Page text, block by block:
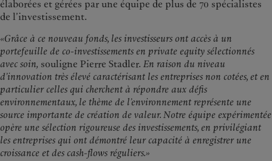
élaborées et gérées par une équipe de plus de 70 spécialistes
de l’investissement.
«Grâce à ce nouveau fonds, les investisseurs ont accès à un
portefeuille de co-investissements en private equity sélectionnés
avec soin, souligne Pierre Stadler. En raison du niveau
d’innovation très élevé caractérisant les entreprises non cotées, et en
particulier celles qui cherchent à répondre aux défis
environnementaux, le thème de l’environnement représente une
source importante de création de valeur. Notre équipe expérimentée
opère une sélection rigoureuse des investissements, en privilégiant
les entreprises qui ont démontré leur capacité à enregistrer une
croissance et des cash-flows réguliers.»